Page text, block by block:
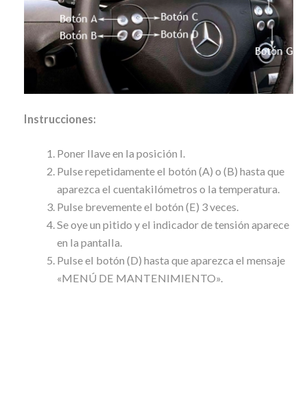
Instrucciones:
Poner llave en la posición I.
Pulse repetidamente el botón (A) o (B) hasta que
aparezca el cuentakilómetros o la temperatura.
Pulse brevemente el botón (E) 3 veces.
Se oye un pitido y el indicador de tensión aparece
en la pantalla.
Pulse el botón (D) hasta que aparezca el mensaje
«MENÚ DE MANTENIMIENTO».